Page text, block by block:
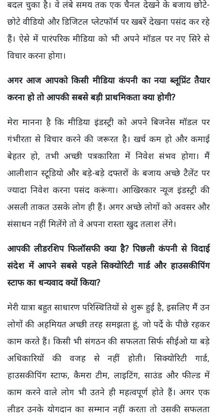
बदल चुका है। वे लंबे समय तक एक चैनल देखने के बजाय छोटे-
छोटे वीडियो और डिजिटल प्लेटफॉर्म पर खबरें देखना पसंद कर रहे
हैं। ऐसे में पारंपरिक मीडिया को भी अपने मॉडल पर नए सिरे से
विचार करना होगा।
अगर आज आपको किसी मीडिया कंपनी का नया ब्लूप्रिंट तैयार
करना हो तो आपकी सबसे बड़ी प्राथमिकता क्या होगी?
मेरा मानना है कि मीडिया इंडस्ट्री को अपने बिजनेस मॉडल पर
गंभीरता से विचार करने की जरूरत है। खर्च कम हो और कमाई
बेहतर हो, तभी अच्छी पत्रकारिता में निवेश संभव होगा। मैं
आलीशान स्टूडियो और बड़े-बड़े दफ्तरों के बजाय अच्छे टैलेंट पर
ज्यादा निवेश करना पसंद करूंगा। आखिरकार न्यूज इंडस्ट्री की
असली ताकत उसके लोग ही हैं। अगर अच्छे लोगों को अवसर और
संसाधन नहीं मिलेंगे तो वे अपना रास्ता खुद तलाश लेंगे।
आपकी लीडरशिप फिलॉसफी क्या है? पिछली कंपनी से विदाई
संदेश में आपने सबसे पहले सिक्योरिटी गार्ड और हाउसकीपिंग
स्टाफ का धन्यवाद क्यों किया?
मेरी यात्रा बहुत साधारण परिस्थितियों से शुरू हुई है, इसलिए मैं उन
लोगों की अहमियत अच्छी तरह समझता हूं, जो पर्दे के पीछे रहकर
काम करते हैं। किसी भी संगठन की सफलता सिर्फ सीईओ या बड़े
अधिकारियों की वजह से नहीं होती। सिक्योरिटी गार्ड,
हाउसकीपिंग स्टाफ, कैमरा टीम, लाइटिंग, साउंड और फील्ड में
काम करने वाले लोग भी उतने ही महत्वपूर्ण होते हैं। अगर एक
लीडर उनके योगदान का सम्मान नहीं करता तो उसकी सफलता